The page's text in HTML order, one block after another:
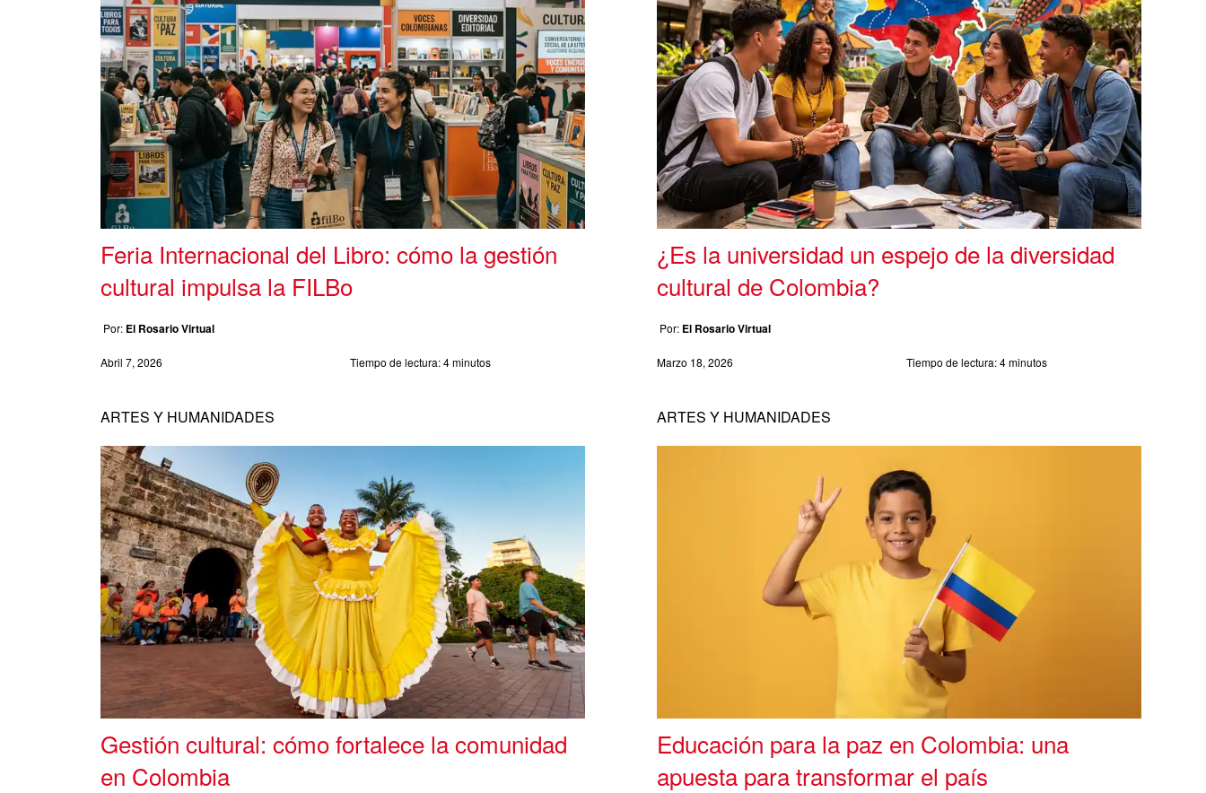
Feria Internacional del Libro: cómo la gestión
cultural impulsa la FILBo
Por: El Rosario Virtual
Abril 7, 2026 Tiempo de lectura:4 minutos
¿Es la universidad un espejo de la diversidad
cultural de Colombia?
Por: El Rosario Virtual
Marzo 18, 2026 Tiempo de lectura:4 minutos
ARTES Y HUMANIDADES
Gestión cultural: cómo fortalece la comunidad
en Colombia
ARTES Y HUMANIDADES
Educación para la paz en Colombia: una
apuesta para transformar el país